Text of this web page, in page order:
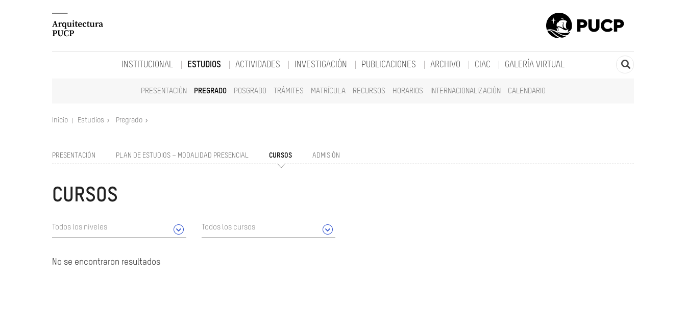
INSTITUCIONAL ESTUDIOS
PRESENTACIÓN PREGRADO POSGRADO TRÁMITES MATRÍCULA RECURSOS HORARIOS INTERNACIONALIZACIÓN CALENDARIO
ACTIVIDADES INVESTIGACIÓN PUBLICACIONES ARCHIVO CIAC GALERÍA VIRTUAL
Inicio Estudios Pregrado
PRESENTACIÓN PLAN DE ESTUDIOS – MODALIDAD PRESENCIAL CURSOS ADMISIÓN
CURSOS
Todos los niveles Todos los cursos
No se encontraron resultados